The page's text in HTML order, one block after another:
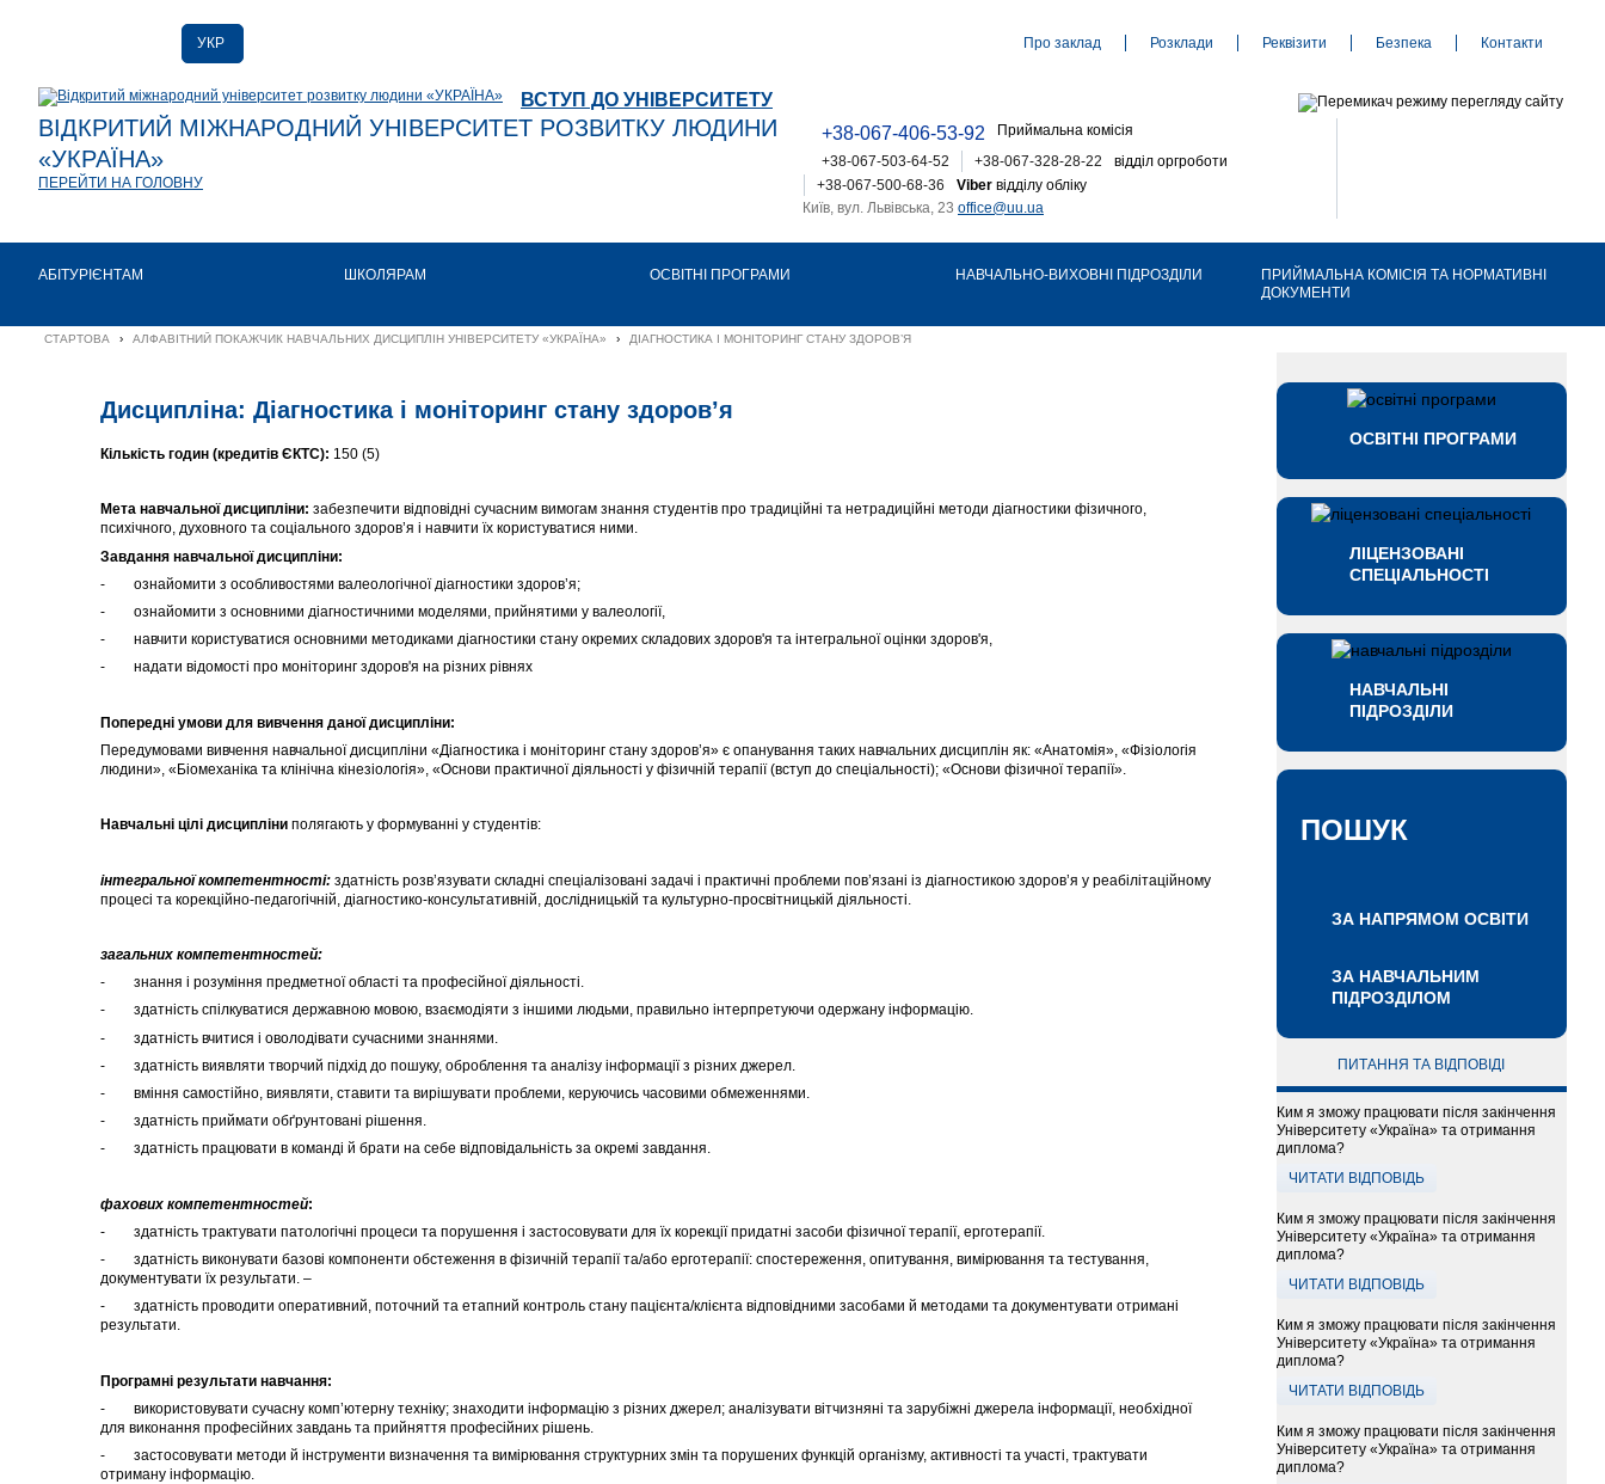
УКР
ENG
Про заклад Розклади Реквізити Безпека Контакти
ВСТУП ДО УНІВЕРСИТЕТУ
ВІДКРИТИЙ МІЖНАРОДНИЙ УНІВЕРСИТЕТ РОЗВИТКУ ЛЮДИНИ
«УКРАЇНА»
ПЕРЕЙТИ НА ГОЛОВНУ
+38-067-406-53-92
Приймальна комісія
відділ оргроботи
+38-067-503-64-52
+38-067-328-28-22
Viber відділу обліку
+38-067-500-68-36
Київ, вул. Львівська, 23 office@uu.ua
АБІТУРІЄНТАМ ШКОЛЯРАМ ОСВІТНІ ПРОГРАМИ НАВЧАЛЬНО-ВИХОВНІ ПІДРОЗДІЛИ
ПРИЙМАЛЬНА КОМІСІЯ ТА НОРМАТИВНІ
ДОКУМЕНТИ
СТАРТОВА › АЛФАВІТНИЙ ПОКАЖЧИК НАВЧАЛЬНИХ ДИСЦИПЛІН УНІВЕРСИТЕТУ «УКРАЇНА» › ДІАГНОСТИКА І МОНІТОРИНГ СТАНУ ЗДОРОВ’Я
ОСВІТНІ ПРОГРАМИ
ЛІЦЕНЗОВАНІ
СПЕЦІАЛЬНОСТІ
НАВЧАЛЬНІ
ПІДРОЗДІЛИ
ПОШУК
ЗА НАПРЯМОМ ОСВІТИ
ЗА НАВЧАЛЬНИМ
ПІДРОЗДІЛОМ
ПИТАННЯ ТА ВІДПОВІДІ
Ким я зможу працювати після закінчення
Університету «Україна» та отримання
диплома?
ЧИТАТИ ВІДПОВІДЬ
Ким я зможу працювати після закінчення
Університету «Україна» та отримання
диплома?
ЧИТАТИ ВІДПОВІДЬ
Ким я зможу працювати після закінчення
Університету «Україна» та отримання
диплома?
ЧИТАТИ ВІДПОВІДЬ
Ким я зможу працювати після закінчення
Університету «Україна» та отримання
диплома?
Дисципліна: Діагностика і моніторинг стану здоров’я
Кількість годин (кредитів ЄКТС): 150 (5)
Мета навчальної дисципліни: забезпечити відповідні сучасним вимогам знання студентів про традиційні та нетрадиційні методи діагностики фізичного,
психічного, духовного та соціального здоров’я і навчити їх користуватися ними.
Завдання навчальної дисципліни:
- ознайомити з особливостями валеологічної діагностики здоров’я;
- ознайомити з основними діагностичними моделями, прийнятими у валеології,
- навчити користуватися основними методиками діагностики стану окремих складових здоров'я та інтегральної оцінки здоров'я,
- надати відомості про моніторинг здоров'я на різних рівнях
Попередні умови для вивчення даної дисципліни:
Передумовами вивчення навчальної дисципліни «Діагностика і моніторинг стану здоров’я» є опанування таких навчальних дисциплін як: «Анатомія», «Фізіологія
людини», «Біомеханіка та клінічна кінезіологія», «Основи практичної діяльності у фізичній терапії (вступ до спеціальності); «Основи фізичної терапії».
Навчальні цілі дисципліни полягають у формуванні у студентів:
інтегральної компетентності: здатність розв’язувати складні спеціалізовані задачі і практичні проблеми пов’язані із діагностикою здоров’я у реабілітаційному
процесі та корекційно-педагогічній, діагностико-консультативній, дослідницькій та культурно-просвітницькій діяльності.
загальних компетентностей:
- знання і розуміння предметної області та професійної діяльності.
- здатність спілкуватися державною мовою, взаємодіяти з іншими людьми, правильно інтерпретуючи одержану інформацію.
- здатність вчитися і оволодівати сучасними знаннями.
- здатність виявляти творчий підхід до пошуку, оброблення та аналізу інформації з різних джерел.
- вміння самостійно, виявляти, ставити та вирішувати проблеми, керуючись часовими обмеженнями.
- здатність приймати обґрунтовані рішення.
- здатність працювати в команді й брати на себе відповідальність за окремі завдання.
фахових компетентностей:
- здатність трактувати патологічні процеси та порушення і застосовувати для їх корекції придатні засоби фізичної терапії, ерготерапії.
- здатність виконувати базові компоненти обстеження в фізичній терапії та/або ерготерапії: спостереження, опитування, вимірювання та тестування,
документувати їх результати. –
- здатність проводити оперативний, поточний та етапний контроль стану пацієнта/клієнта відповідними засобами й методами та документувати отримані
результати.
Програмні результати навчання:
- використовувати сучасну комп’ютерну техніку; знаходити інформацію з різних джерел; аналізувати вітчизняні та зарубіжні джерела інформації, необхідної
для виконання професійних завдань та прийняття професійних рішень.
- застосовувати методи й інструменти визначення та вимірювання структурних змін та порушених функцій організму, активності та участі, трактувати
отриману інформацію.